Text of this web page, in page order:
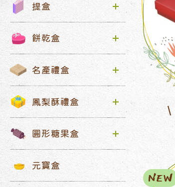
提盒
餅乾盒
名產禮盒
鳳梨酥禮盒
圓形糖果盒
元寶盒
NEW